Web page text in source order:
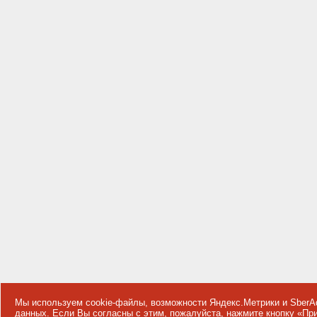
Мы используем cookie-файлы, возможности Яндекс.Метрики и
данных. Если Вы согласны с этим, пожалуйста, нажмите кнопку